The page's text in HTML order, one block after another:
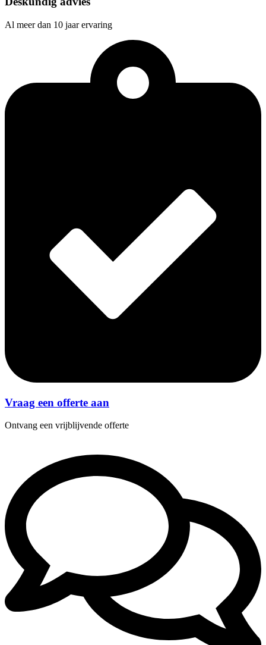
Al meer dan 10 jaar ervaring
Vraag een offerte aan
Ontvang een vrijblijvende offerte